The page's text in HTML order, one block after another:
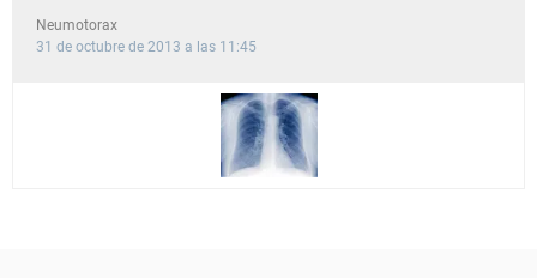
Neumotorax
31 de octubre de 2013 a las 11:45